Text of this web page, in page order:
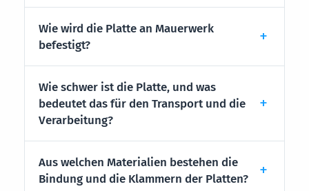
Wie wird die Platte an Mauerwerk
befestigt?
Wie schwer ist die Platte, und was
bedeutet das für den Transport und die
Verarbeitung?
Aus welchen Materialien bestehen die
Bindung und die Klammern der Platten?